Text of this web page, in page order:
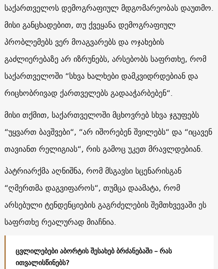
საქართველოს დემოგრაფიულ მდგომარეობას დაუთმო.
მისი განცხადებით, თუ ქვეყანა დემოგრაფიულ
პრობლემებს ვერ მოაგვარებს და ოჯახების
გაძლიერებაზე არ იზრუნებს, არსებობს საფრთხე, რომ
საქართველოში “სხვა ხალხები დამკვიდრდებიან და
რიცხობრივად ქართველებს გადააჭარბებენ“.
მისი თქმით, საქართველოში მცხოვრებ სხვა ჯგუფებს
“უყვართ ბავშვები“, “არ იშორებენ შვილებს“ და “იცავენ
თავიანთ რელიგიას“, რის გამოც უკეთ მრავლდებიან.
პატრიარქმა აღნიშნა, რომ მსგავსი სცენარისგან
“ღმერთმა დაგვიფაროს“, თუმცა დაამატა, რომ
არსებული ტენდენციების გაგრძელების შემთხვევაში ეს
საფრთხე რეალურად მიაჩნია.
ცვლილებები აბორტის შესახებ ბრძანებაში – რას
ითვალისწინებს?